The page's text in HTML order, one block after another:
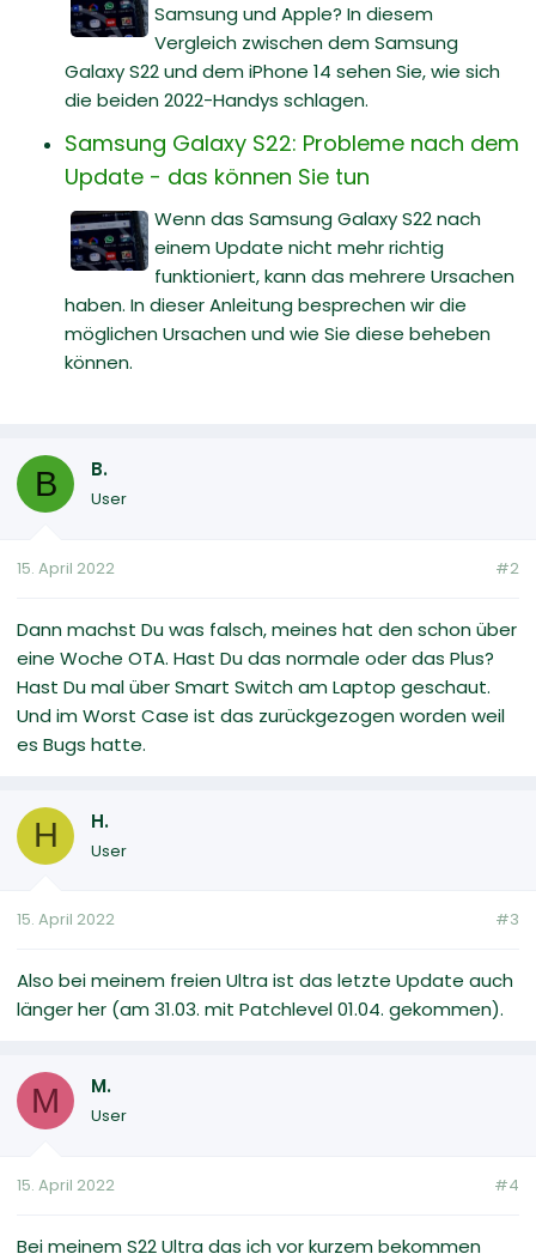
Samsung und Apple? In diesem
Vergleich zwischen dem Samsung
Galaxy S22 und dem iPhone 14 sehen Sie, wie sich
die beiden 2022-Handys schlagen.
Samsung Galaxy S22: Probleme nach dem
Update - das können Sie tun
Wenn das Samsung Galaxy S22 nach
einem Update nicht mehr richtig
funktioniert, kann das mehrere Ursachen
haben. In dieser Anleitung besprechen wir die
möglichen Ursachen und wie Sie diese beheben
können.
B B.
User
15. April 2022 #2
Dann machst Du was falsch, meines hat den schon über
eine Woche OTA. Hast Du das normale oder das Plus?
Hast Du mal über Smart Switch am Laptop geschaut.
Und im Worst Case ist das zurückgezogen worden weil
es Bugs hatte.
H H.
User
15. April 2022 #3
Also bei meinem freien Ultra ist das letzte Update auch
länger her (am 31.03. mit Patchlevel 01.04. gekommen).
M M.
User
15. April 2022 #4
Bei meinem S22 Ultra das ich vor kurzem bekommen